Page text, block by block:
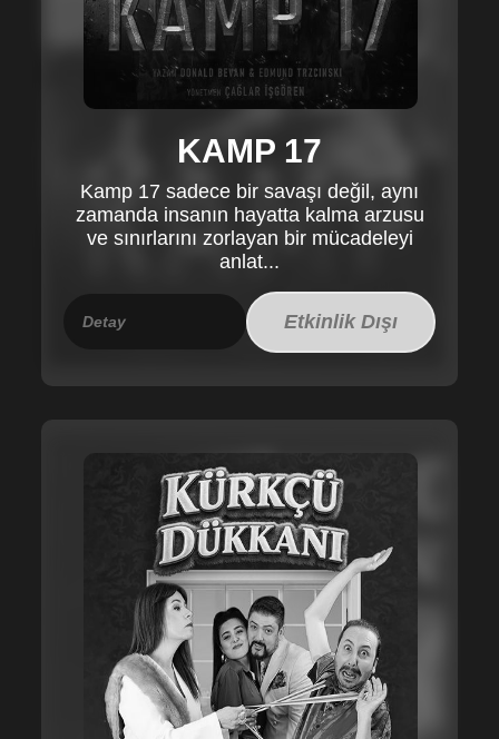
KAMP 17
Kamp 17 sadece bir savaşı değil, aynı
zamanda insanın hayatta kalma arzusu
ve sınırlarını zorlayan bir mücadeleyi
anlat...
Detay Etkinlik Dışı